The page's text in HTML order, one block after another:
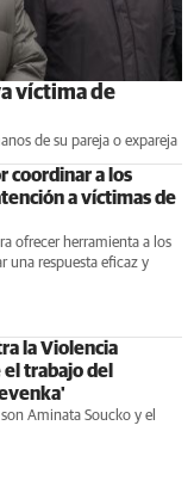
víctima de
de su pareja o expareja
coordinar a los
a víctimas de
ofrecer herramienta a los
una respuesta eficaz y
la Violencia
trabajo del
Aminata Soucko y el